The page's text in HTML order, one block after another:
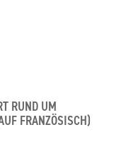
RUND UM
FRANZÖSISCH)